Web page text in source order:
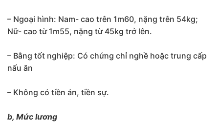
– Ngoại hình: Nam- cao trên 1m60, nặng trên 54kg;
Nữ- cao từ 1m55, nặng từ 45kg trở lên.
– Bằng tốt nghiệp: Có chứng chỉ nghề hoặc trung cấp
nấu ăn
– Không có tiền án, tiền sự.
b, Mức lương